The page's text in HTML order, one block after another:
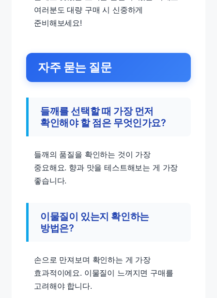
여러분도 대량 구매 시 신중하게
준비해보세요!
자주 묻는 질문
들깨를 선택할 때 가장 먼저
확인해야 할 점은 무엇인가요?
들깨의 품질을 확인하는 것이 가장
중요해요. 향과 맛을 테스트해보는 게 가장
좋습니다.
이물질이 있는지 확인하는
방법은?
손으로 만져보며 확인하는 게 가장
효과적이에요. 이물질이 느껴지면 구매를
고려해야 합니다.